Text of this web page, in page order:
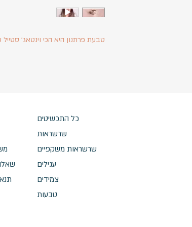
טבעת פרתנון היא הכי וינטאג׳
כל התכשיטים
שרשראות
שרשראות משקפיים
עגילים
צמידים
טבעות